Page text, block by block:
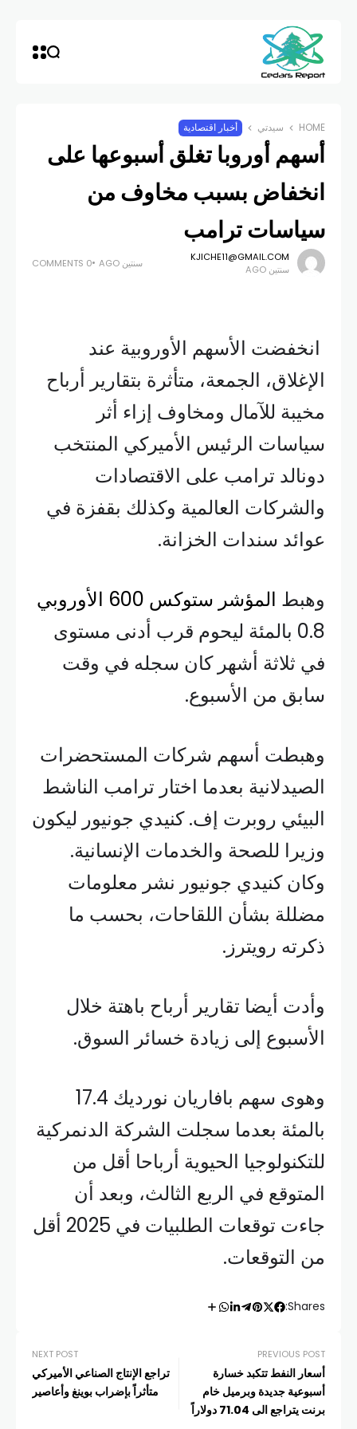
HOME سيدتي أخبار اقتصادية
أسهم أوروبا تغلق أسبوعها على
انخفاض بسبب مخاوف من
سياسات ترامب
KJICHE11@GMAIL.COM
سنتين AGO
سنتين AGO 0 COMMENTS
انخفضت الأسهم الأوروبية عند
الإغلاق، الجمعة، متأثرة بتقارير أرباح
مخيبة للآمال ومخاوف إزاء أثر
سياسات الرئيس الأميركي المنتخب
دونالد ترامب على الاقتصادات
والشركات العالمية وكذلك بقفزة في
عوائد سندات الخزانة.
وهبط المؤشر ستوكس 600 الأوروبي
0.8 بالمئة ليحوم قرب أدنى مستوى
في ثلاثة أشهر كان سجله في وقت
سابق من الأسبوع.
وهبطت أسهم شركات المستحضرات
الصيدلانية بعدما اختار ترامب الناشط
البيئي روبرت إف. كنيدي جونيور ليكون
وزيرا للصحة والخدمات الإنسانية.
وكان كنيدي جونيور نشر معلومات
مضللة بشأن اللقاحات، بحسب ما
ذكرته رويترز.
وأدت أيضا تقارير أرباح باهتة خلال
الأسبوع إلى زيادة خسائر السوق.
وهوى سهم بافاريان نورديك 17.4
بالمئة بعدما سجلت الشركة الدنمركية
للتكنولوجيا الحيوية أرباحا أقل من
المتوقع في الربع الثالث، وبعد أن
جاءت توقعات الطلبيات في 2025 أقل
من التوقعات.
Shares:
PREVIOUS POST
أسعار النفط تتكبد خسارة
أسبوعية جديدة وبرميل خام
برنت يتراجع الى 71.04 دولاراً
NEXT POST
تراجع الإنتاج الصناعي الأميركي
متأثراً بإضراب بوينغ وأعاصير